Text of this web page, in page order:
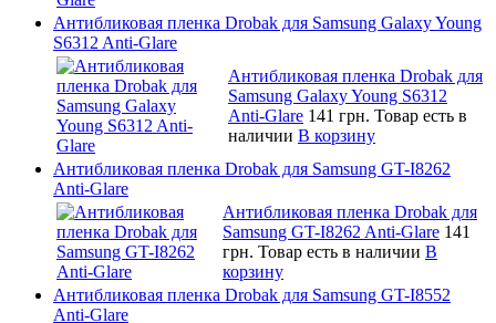
Антибликовая пленка Drobak для Samsung Galaxy Young
S6312 Anti-Glare
Антибликовая пленка Drobak для
Samsung Galaxy Young S6312
Anti-Glare 141 грн. Товар есть в
наличии В корзину
Антибликовая пленка Drobak для Samsung GT-I8262
Anti-Glare
Антибликовая пленка Drobak для
Samsung GT-I8262 Anti-Glare 141
грн. Товар есть в наличии В
корзину
Антибликовая пленка Drobak для Samsung GT-I8552
Anti-Glare